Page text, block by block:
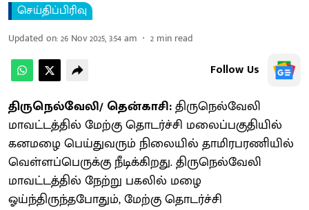
செய்திப்பிரிவு
Updated on:26 Nov 2025, 3:54 am 2 min read
Follow Us
திருநெல்வேலி/ தென்காசி:திருநெல்வேலி
மாவட்டத்தில் மேற்கு தொடர்ச்சி மலைப்பகுதியில்
கனமழை பெய்துவரும் நிலையில் தாமிரபரணியில்
வெள்ளப்பெருக்கு நீடிக்கிறது. திருநெல்வேலி
மாவட்டத்தில் நேற்று பகலில் மழை
ஓய்ந்திருந்தபோதும், மேற்கு தொடர்ச்சி